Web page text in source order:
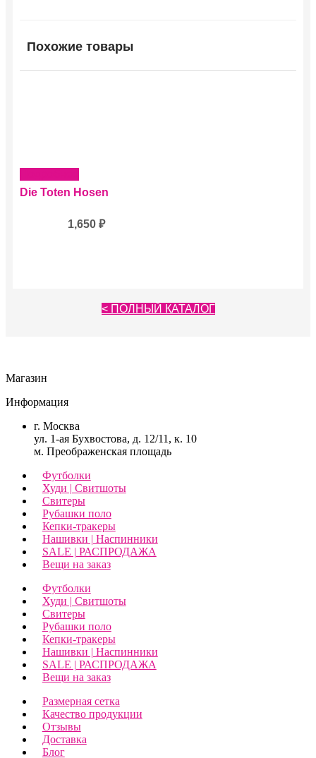
Похожие товары
Die Toten Hosen
1,650 ₽
< ПОЛНЫЙ КАТАЛОГ
Магазин
Информация
г. Москва
ул. 1-ая Бухвостова, д. 12/11, к. 10
м. Преображенская площадь
Футболки
Худи | Свитшоты
Свитеры
Рубашки поло
Кепки-тракеры
Нашивки | Наспинники
SALE | РАСПРОДАЖА
Вещи на заказ
Футболки
Худи | Свитшоты
Свитеры
Рубашки поло
Кепки-тракеры
Нашивки | Наспинники
SALE | РАСПРОДАЖА
Вещи на заказ
Размерная сетка
Качество продукции
Отзывы
Доставка
Блог